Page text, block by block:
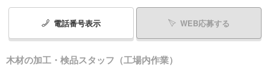
電話番号表示 WEB応募する
木材の加工・検品スタッフ（工場内作業）